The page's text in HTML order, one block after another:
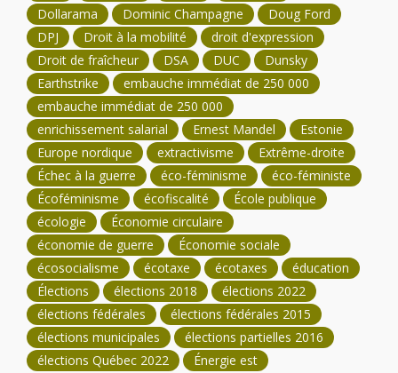
Dollarama
Dominic Champagne
Doug Ford
DPJ
Droit à la mobilité
droit d'expression
Droit de fraîcheur
DSA DUC
Dunsky
Earthstrike
embauche immédiat de 250 000
embauche immédiat de 250 000
enrichissement salarial
Ernest Mandel
Estonie
Europe nordique
extractivisme
Extrême-droite
Échec à la guerre
éco-féminisme
éco-féministe
Écoféminisme
écofiscalité
École publique
écologie
Économie circulaire
économie de guerre
Économie sociale
écosocialisme
écotaxe écotaxes
éducation
Élections
élections 2018
élections 2022
élections fédérales
élections fédérales 2015
élections municipales
élections partielles 2016
élections Québec 2022
Énergie est